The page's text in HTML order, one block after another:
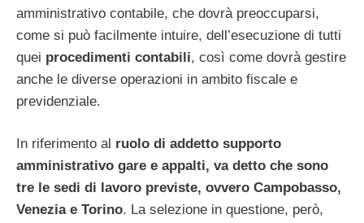
amministrativo contabile, che dovrà preoccuparsi,
come si può facilmente intuire, dell’esecuzione di tutti
quei procedimenti contabili, così come dovrà gestire
anche le diverse operazioni in ambito fiscale e
previdenziale.
In riferimento al ruolo di addetto supporto
amministrativo gare e appalti, va detto che sono
tre le sedi di lavoro previste, ovvero Campobasso,
Venezia e Torino. La selezione in questione, però,